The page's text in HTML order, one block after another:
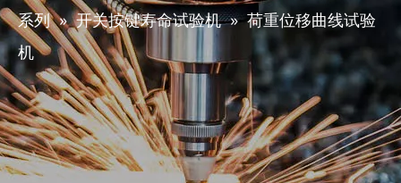
系列 » 开关按键寿命试验机 » 荷重位移曲线试验
机